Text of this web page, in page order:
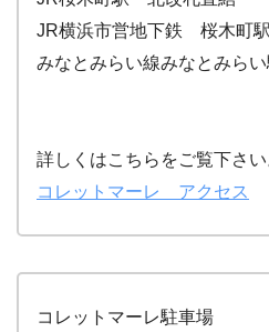
JR横浜市営地下鉄 桜木町
みなとみらい線みなとみら
詳しくはこちらをご覧下さい
コレットマーレ アクセス
コレットマーレ駐車場